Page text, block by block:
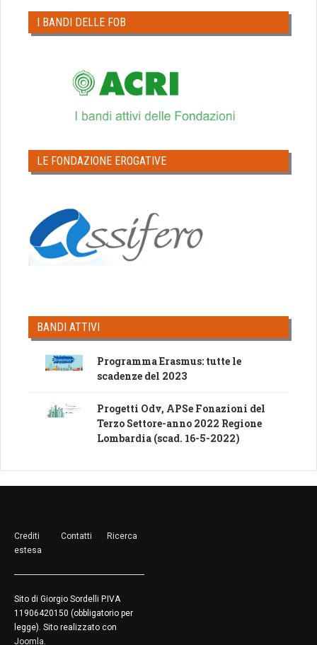
I BANDI DELLE FOB
LE FONDAZIONE EROGATIVE
BANDI ATTIVI
Programma Erasmus: tutte le
scadenze del 2023
Progetti Odv, APSe Fonazioni del
Terzo Settore-anno 2022 Regione
Lombardia (scad. 16-5-2022)
Crediti Contatti
Ricerca
estesa
Sito di Giorgio Sordelli P.IVA
11906420150 (obbligatorio per
legge). Sito realizzato con
Joomla.